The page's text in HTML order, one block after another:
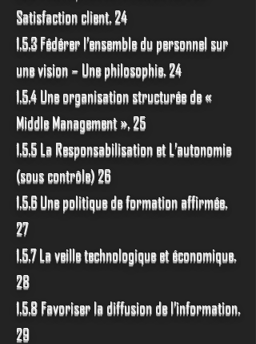
Satisfaction client. 24
1.5.3 Fédérer l’ensemble du personnel sur
une vision – Une philosophie. 24
1.5.4 Une organisation structurée de «
Middle Management ». 25
1.5.5 La Responsabilisation et L’autonomie
(sous contrôle) 26
1.5.6 Une politique de formation affirmée.
27
1.5.7 La veille technologique et économique.
28
1.5.8 Favoriser la diffusion de l’information.
29